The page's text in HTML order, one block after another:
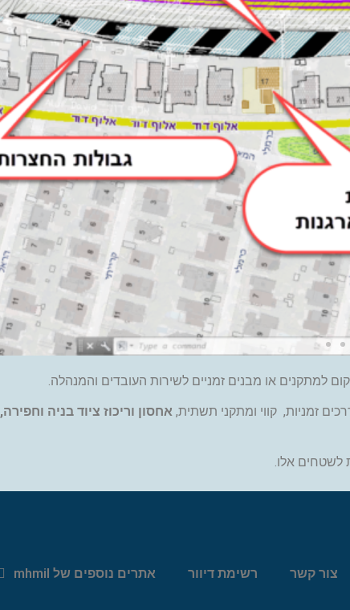
למתקנים או מבנים זמניים לשירות העובדים והמנהלה.
זמניות, קווי ומתקני תשתית, אחסון וריכוז ציוד בניה וחפירה,
לשטחים אלו.
צור קשר רשימת דיוור אתרים נוספים של mhmil